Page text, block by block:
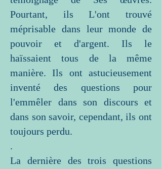
Pourtant, ils L'ont trouvé
méprisable dans leur monde de
pouvoir et d'argent. Ils le
haïssaient tous de la même
manière. Ils ont astucieusement
inventé des questions pour
l'emmêler dans son discours et
dans son savoir, cependant, ils ont
toujours perdu.
.
La dernière des trois questions